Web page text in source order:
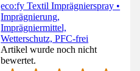
eco:fy Textil Imprägnierspray •
Imprägnierung,
Imprägniermittel,
Wetterschutz, PFC-frei
Artikel wurde noch nicht
bewertet.